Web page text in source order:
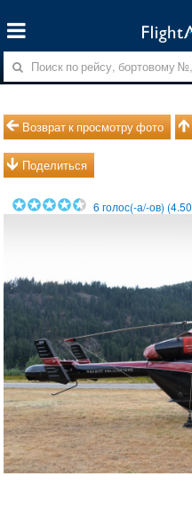
Возврат к просмотру фото
Поделиться
6 голос(-а/-ов) (4.50